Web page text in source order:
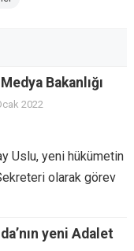
Bakanlığı
2022
Uslu, yeni hükümetin
olarak görev
yeni Adalet